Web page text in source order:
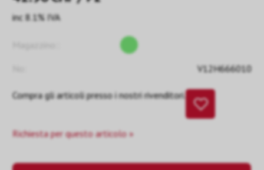
inc 8.1% IVA
V12H666010
Compra gli articoli presso i nostri rivenditori.
Richiesta per questo articolo »